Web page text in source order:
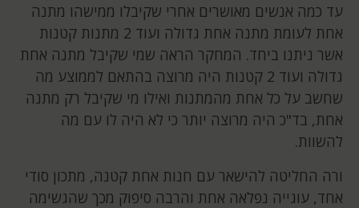
עד כמה אנשים מאושרים אחרי שקיבלו ממישהו מתנה
אחת לעומת מתנה אחת גדולה ועוד 2 מתנות קטנות
אשר ניתנו ביחד. המחקר הראה שמי שקיבל מתנה אחת
גדולה ועוד 2 קטנות היה מרוצה בהתאם לממוצע מה
שחשב על כל אחת מהמתנות ואילו מי שקיבל רק מתנה
אחת, בד"כ היה מרוצה יותר כי לא היה לו עם מה
להשוות.
ורה החליטה להישאר עם חנות אחת קטנה, מתכון סודי
אחד, עוגייה נפלאה אחת והרבה סיפוק מכך שהגשימה